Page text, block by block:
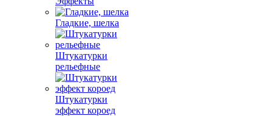
Гладкие, шелка
Штукатурки
рельефные
Штукатурки
эффект короед